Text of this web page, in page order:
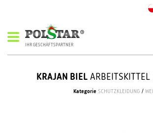
IHR GESCHÄFTSPARTNER
KRAJAN BIEL ARBEITSKITTEL
Kategorie SCHUTZKLEIDUNG /